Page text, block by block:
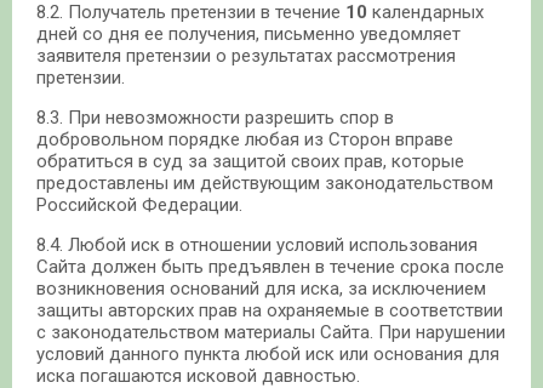
8.2. Получатель претензии в течение 10 календарных
дней со дня ее получения, письменно уведомляет
заявителя претензии о результатах рассмотрения
претензии.
8.3. При невозможности разрешить спор в
добровольном порядке любая из Сторон вправе
обратиться в суд за защитой своих прав, которые
предоставлены им действующим законодательством
Российской Федерации.
8.4. Любой иск в отношении условий использования
Сайта должен быть предъявлен в течение срока после
возникновения оснований для иска, за исключением
защиты авторских прав на охраняемые в соответствии
с законодательством материалы Сайта. При нарушении
условий данного пункта любой иск или основания для
иска погашаются исковой давностью.